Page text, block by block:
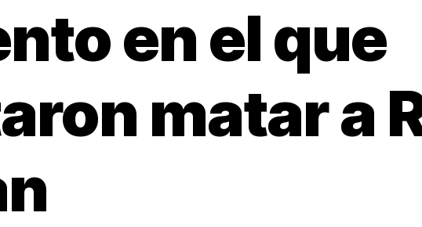
en el que
matar a